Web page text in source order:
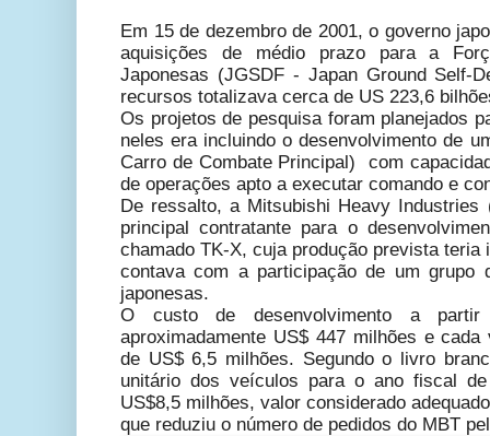
Em 15 de dezembro de 2001, o governo
aquisições de médio prazo para a
Japonesas (JGSDF - Japan Ground Self-
recursos totalizava cerca de US 223,6
Os projetos de pesquisa foram planejados
neles era incluindo o desenvolvimento de
Carro de Combate Principal) com
de operações apto a executar comando e
De ressalto, a Mitsubishi Heavy Industries
principal contratante para o
chamado TK-X, cuja produção prevista teria
contava com a participação de um grupo
japonesas.
O custo de desenvolvimento a
aproximadamente US$ 447 milhões e
de US$ 6,5 milhões. Segundo o livro
unitário dos veículos para o ano fiscal
US$8,5 milhões, valor considerado
que reduziu o número de pedidos do MBT